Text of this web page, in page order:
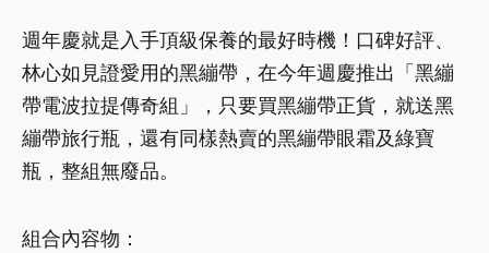
週年慶就是入手頂級保養的最好時機！口碑好評、
林心如見證愛用的黑繃帶，在今年週慶推出「黑繃
帶電波拉提傳奇組」，只要買黑繃帶正貨，就送黑
繃帶旅行瓶，還有同樣熱賣的黑繃帶眼霜及綠寶
瓶，整組無廢品。
組合內容物：